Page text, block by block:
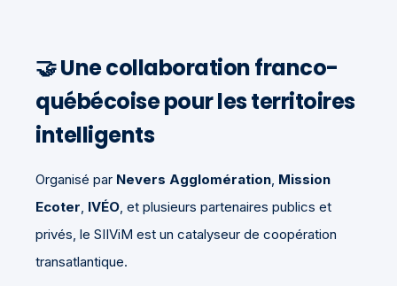
🤝 Une collaboration franco-
québécoise pour les territoires
intelligents
Organisé par Nevers Agglomération Mission
Ecoter IVÉO , et plusieurs partenaires publics et
privés, le SIIViM est un catalyseur de coopération
transatlantique.